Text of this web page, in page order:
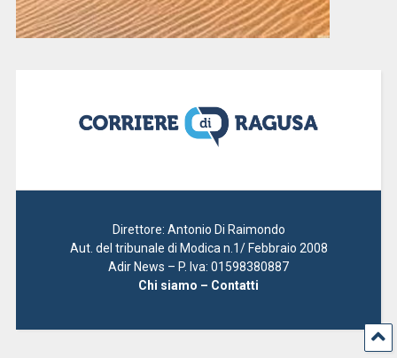
Direttore: Antonio Di Raimondo
Aut. del tribunale di Modica n.1/ Febbraio 2008
Adir News – P. Iva: 01598380887
Chi siamo – Contatti